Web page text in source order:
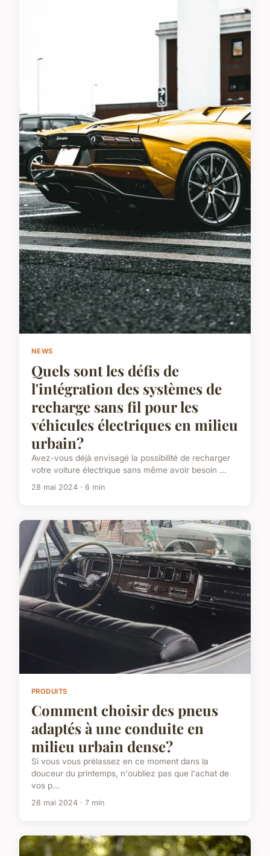
NEWS
Quels sont les défis de
l'intégration des systèmes de
recharge sans fil pour les
véhicules électriques en milieu
urbain?
Avez-vous déjà envisagé la possibilité de recharger
votre voiture électrique sans même avoir besoin ...
28 mai 2024 · 6 min
PRODUITS
Comment choisir des pneus
adaptés à une conduite en
milieu urbain dense?
Si vous vous prélassez en ce moment dans la
douceur du printemps, n'oubliez pas que l'achat de
vos p...
28 mai 2024 · 7 min